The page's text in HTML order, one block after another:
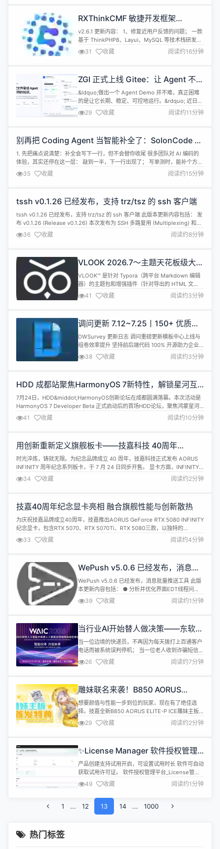
前端都是采用全新的设计方案，兼容手机、PAD 和
善的 (RBAC) 权限架构和基础核心管理模...
RXThinkCMF 敏捷开发框架
ThinkPhp8+Layui 版本 v2.6.1 发布
v2.6.1 更新内容： 1、修复近用户反馈的问题； 一款
基于 ThinkPHP8、Layui、MySQL 等技术栈研发的
敏捷开发框架，拥有整套完善的 RBAC 权限架构体
系，以用户、角色、菜单为维度设计了一套按钮节点
级别的颗粒度权限控制，官方打造了一套组件化、插
件、图片裁剪组件、下拉选择组件、富文本组件、单
选框...
31 收藏 阅读约16分钟
ZGI 正式上线 Gitee：让 Agent 不只
被创建，也能被执行、追踪和管理
&ldquo;做出一个 Agent Demo 并不难，真正困难
的是让它长期、稳定、可控地运行。&rdquo; 近日，
Agent Runtime 项目 ZGI 正式同步上线 Gitee
(https://gitee.com/zgiai/zgi)，并面向开发者开放
源代码和部署文档。 ZGI 由一支分布在不同城市和地
试...
29 收藏 阅读约11分钟
别再把 Coding Agent 当智能补全了：SolonCode 想
做的是数字员工
1. 先把痛点说清楚：补全会写下一行，但不会替你收尾 很多团队对 AI 编码的
体验，其实还停在这一层： 敲到一半，下一行出现了； 写单测时，能补个方法
骨架； 偶尔让聊天窗口「解释这段代码」，还算顺手。 这些能力有价值，但它
们解决的是局部敲键成本，不是任务交付成本。 真正耗掉工程师半天到几天
的，往往是另一类工作： 读懂陌生模块，再动刀； 跨多个文件改接口与调用...
35 收藏 阅读约15分钟
tssh v0.1.26 已经发布，支持 trz/tsz 的 ssh 客户端
tssh v0.1.26 已经发布，支持 trz/tsz 的 ssh 客户端 此版本更新内容包括： 发
布 v0.1.26 (Release v0.1.26) 本次发布为 SSH 多路复用 (Multiplexing) 和
UDP 会话管理带来了重要的新功能，同时包含了广泛的兼容性改进、新的配置
选项以及大量的 Bug 修复。 核心新特性 (Major Feat...
36 收藏 阅读约8分钟
VLOOK 2026.7～主题天花板级大焕
新+幻灯片视图～好看好用
Markdown 主题包与排版增强插件
VLOOK™ 是针对 Typora（跨平台 Markdown 编辑
器）的主题包和增强插件（针对导出的 HTML 文
件)，旨在与众 Markdown 粉共创 Markdown 的自
动化排版 2.0，在保持 Markdown 简洁性的基础
上，让编辑、阅读 Markdown 文档更实用，也更愉
License），也是 ...
41 收藏 阅读约3分钟
调问更新 7.12~7.25丨150+ 优质模
板上线！选人更高效，体验再升级
DWSurvey 更新日志 调问重磅更新模板中心上线与
组卷效率提升 坚持前后端代码 100% 开源助力企业
建设自主可控的问卷调研系统 官网地址
www.diaowen.net ➔ 源码下载Gitee 仓库 ➔ 各位
小伙伴，我们的系统又迎来了重磅更新！本次更新重
的多项细节问题，欢迎体验！ 新增功能 01. 新版模板
中...
38 收藏 阅读约3分钟
HDD 成都站聚焦HarmonyOS 7新特性，解锁星河互
联、空间计算、AI 智能创新实践
7月24日，HDD&middot;HarmonyOS创新论坛在成都圆满落幕。本次活动是
HarmonyOS 7 Developer Beta 正式启动后的首场HDD论坛，聚焦鸿蒙星河
互联、空间计算、小艺智能服务、一站式开发提效四大核心升级方向，汇聚行
业技术专家、生态伙伴及简讯、V2Fun、咔片PPT、四川观察、华医通、职工
普惠等应用开发者，深度拆解Harmon...
41 收藏 阅读约10分钟
用创新重新定义旗舰板卡——技嘉科技 40周年
INFINITY 系列板卡 7 月 24 日正式开售
时光淬炼，铸就无限。为纪念品牌成立 40 周年，技嘉科技正式发布 AORUS
INFINITY 周年纪念系列板卡，于 7 月 24 日同步开售。 显卡方面，INFINITY
系列覆盖 RTX 5080、RTX 5070 Ti、RTX 5070 型号，同步推出木纹特别版。
全系搭载风之力极速爆发散热系统，首创双贯通导流风道配合中央超速增压风
扇，实现 &quot;...
34 收藏 阅读约2分钟
技嘉40周年纪念显卡亮相 融合旗舰性能与创新散热
为庆祝技嘉品牌成立40周年，技嘉推出AORUS GeForce RTX 5080 INFINITY
纪念显卡，包含RTX 5070、RTX 5070Ti、RTX 5080三款，以独特的
INFINITY无限设计语言，结合旗舰级性能平台与创新散热架构，打造兼具纪念
价值与高性能体验的40周年特别产品。 作为技嘉40周年纪念系列的重要成
员，AORUS GeForce ...
33 收藏 阅读约4分钟
WePush v5.0.6 已经发布，消息批
量推送工具
WePush v5.0.6 已经发布，消息批量推送工具 此版
本更新内容包括： ● 分析并优化界面EDT线程问
题，提升UI响应稳定性 ● 性能优化，优化人群数据
导入等场景 ● 修复SQLite不支持
useGeneratedKeys的问题 ● 优化自动更新下载与
https://github.com/rememberbe...
39 收藏 阅读约1分钟
当行业AI开始替人做决策——东软两
项案例入选2026世界人工智能大会
典型案例集
当一位边境的快递员，不再因为每天拨打上百通客户
电话而被系统误判停机； 当一位老人收到诈骗短信，
在点击链接之前便已被精准拦截； 当反诈中心的工作
人员，不再需要面对每天数百万条告警逐条筛查，而
是把精力集中在真正高风险事件上&hellip;&hellip;
则，而是来自一种新的能力&mdash;&mdash;AI开
始参与...
26 收藏 阅读约7分钟
雕妹联名来袭！B850 AORUS
ELITE-P ICE 主板首发特典活动开启
想要颜值与性能一步到位的玩家，现在有了绝佳选
择。技嘉全新B850 AORUS ELITE-P ICE雕妹主板
已登陆京东自营旗舰店，二次元颜值与硬核性能兼
得，首发入手还能解锁专属特典。 作为雕妹系列首款
ATX 白色主板，它拥有 16+2+2 相供电设计，全面
鸡血模式一键选择合适的性能优化，处理器性...
29 收藏 阅读约2分钟
✨License Manager 软件授权管理
系统 v1.2.1 发布-支持产品试用许可
产品创建支持试用开启，可设置试用时长 软件可自动
获取试用许可证。 软件授权管理平台_License管理_
许可证授权验证系统 | 雪松授权云
49 收藏 阅读约1分钟
1 ... 12 13 14 ... 1000
热门标签